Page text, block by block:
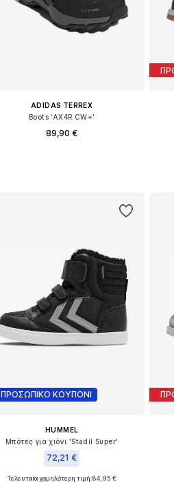
ADIDAS TERREX
Boots 'AX4R CW+'
89,90 €
ΠΡΟΣΩΠΙΚΟ ΚΟΥΠΟΝΙ
HUMMEL
Μπότες για χιόνι 'Stadil Super'
72,21 €
Διαθέσιμο σε πολλά μεγέθη
Τελευταία χαμηλότερη τιμή:84,95 €